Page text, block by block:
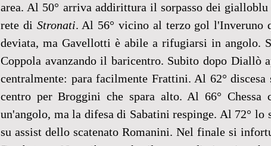
area. Al 50° arriva addirittura il sorpasso dei
rete di Stronati. Al 56° vicino al terzo gol l'Inveruno
deviata, ma Gavellotti è abile a rifugiarsi in angolo.
Coppola avanzando il baricentro. Subito dopo Diallò
centralmente: para facilmente Frattini. Al 62° discesa
centro per Broggini che spara alto. Al 66°
un'angolo, ma la difesa di Sabatini respinge. Al 72° lo
su assist dello scatenato Romanini. Nel finale si